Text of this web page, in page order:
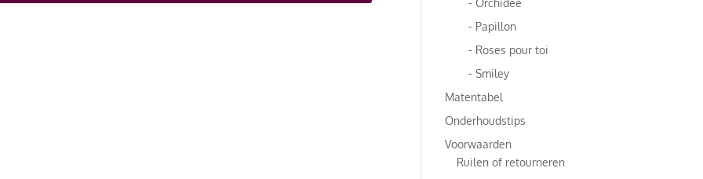
- Orchidee
- Papillon
- Roses pour toi
- Smiley
Matentabel
Onderhoudstips
Voorwaarden
Ruilen of retourneren